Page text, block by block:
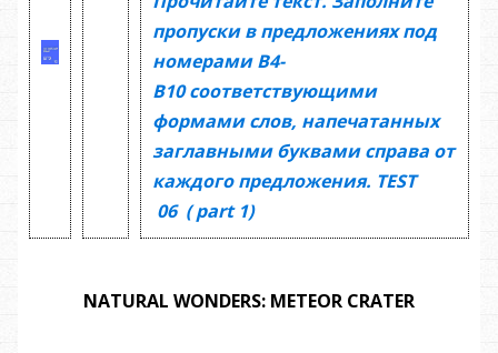
пропуски в предложениях под
номерамиВ4-
В10соответствующими
формами слов, напечатанных
заглавными буквами справа от
каждого предложения. TEST
06 ( part 1)
NATURAL WONDERS: METEOR CRATER